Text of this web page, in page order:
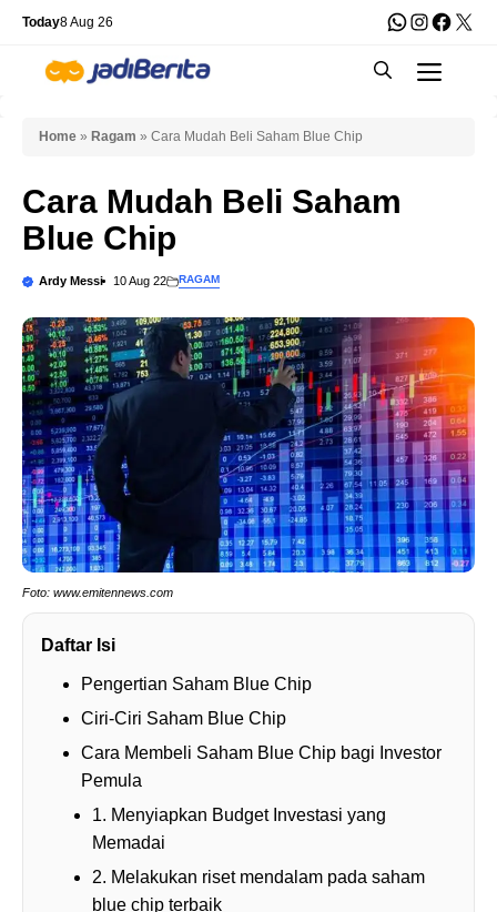
Skip
content
Today8 Aug 26 WhatsApp
X
Home » Ragam » Cara Mudah Beli Saham Blue Chip
Cara Mudah Beli Saham
Blue Chip
Ardy Messi 10 Aug 22 RAGAM
Foto: www.emitennews.com
Daftar Isi
Pengertian Saham Blue Chip
Ciri-Ciri Saham Blue Chip
Cara Membeli Saham Blue Chip bagi Investor
Pemula
1. Menyiapkan Budget Investasi yang
Memadai
2. Melakukan riset mendalam pada saham
blue chip terbaik